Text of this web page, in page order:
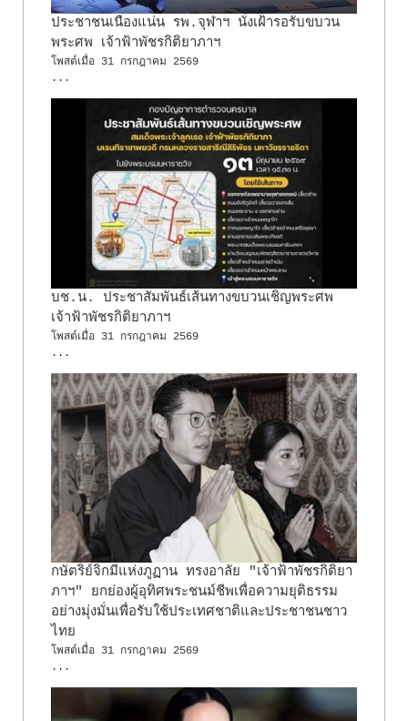
ประชาชนเนืองแน่น รพ.จุฬาฯ นั่งเฝ้ารอรับขบวน
พระศพ เจ้าฟ้าพัชรกิติยาภาฯ
โพสต์เมื่อ 31 กรกฎาคม 2569
...
บช.น. ประชาสัมพันธ์เส้นทางขบวนเชิญพระศพ
เจ้าฟ้าพัชรกิติยาภาฯ
โพสต์เมื่อ 31 กรกฎาคม 2569
...
กษัตริย์จิกมีแห่งภูฏาน ทรงอาลัย "เจ้าฟ้าพัชรกิติยา
ภาฯ" ยกย่องผู้อุทิศพระชนม์ชีพเพื่อความยุติธรรม
อย่างมุ่งมั่นเพื่อรับใช้ประเทศชาติและประชาชนชาว
ไทย
โพสต์เมื่อ 31 กรกฎาคม 2569
...